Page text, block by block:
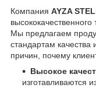
Компания AYZA
Мы предлагаем
стандартам качества
причин, почему
Высокое
изготавливаются